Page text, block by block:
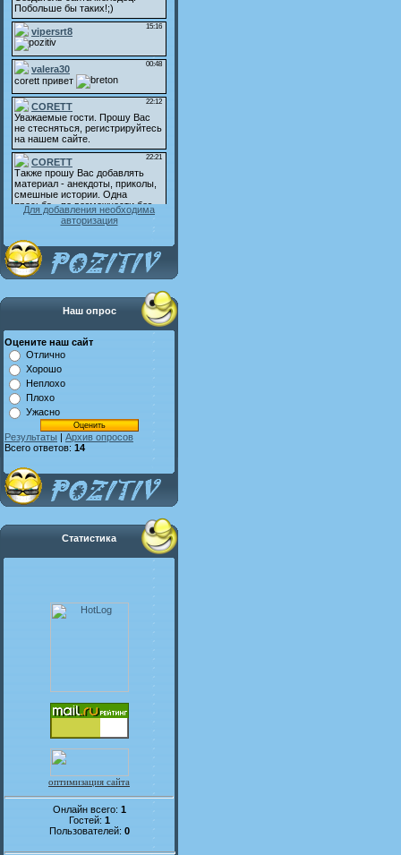
Для добавления необходима
авторизация
Наш опрос
Оцените наш сайт
Отлично
Хорошо
Неплохо
Плохо
Ужасно
Результаты | Архив опросов
Всего ответов: 14
Статистика
оптимизация сайта
Онлайн всего: 1
Гостей: 1
Пользователей: 0